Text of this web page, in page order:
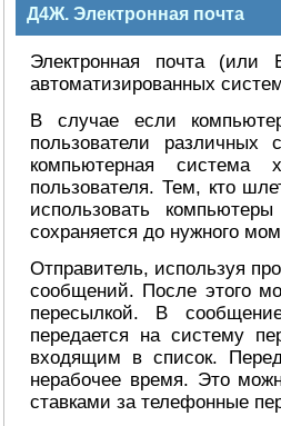
Д4Ж. Электронная почта
Электронная почта (или
автоматизированных
В случае если
пользователи
компьютерная
пользователя. Тем, кто
использовать
сохраняется до нужного
Отправитель, используя
сообщений. После этого
пересылкой. В
передается на систему
входящим в список.
нерабочее время. Это
ставками за телефонные